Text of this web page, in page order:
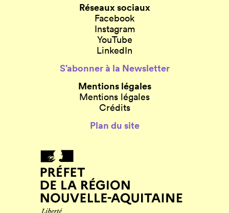
Réseaux sociaux
Facebook
Instagram
YouTube
LinkedIn
S’abonner à la Newsletter
Mentions légales
Mentions légales
Crédits
Plan du site